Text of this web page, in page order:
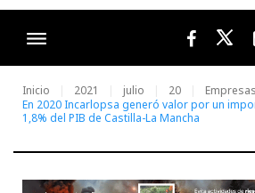
Facebook
Inicio 2021 julio 20
Empresas
En 2020 Incarlopsa generó valor por un
1,8% del PIB de Castilla-La Mancha